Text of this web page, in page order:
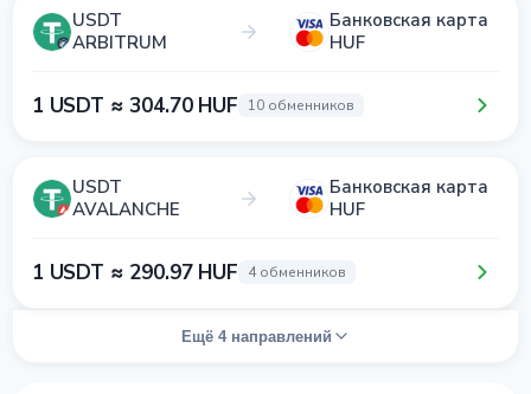
USDT
ARBITRUM
Банковская карта
HUF
1 USDT ≈ 304.70 HUF 10 обменников
USDT
AVALANCHE
Банковская карта
HUF
1 USDT ≈ 290.97 HUF 4 обменников
Ещё 4 направлений